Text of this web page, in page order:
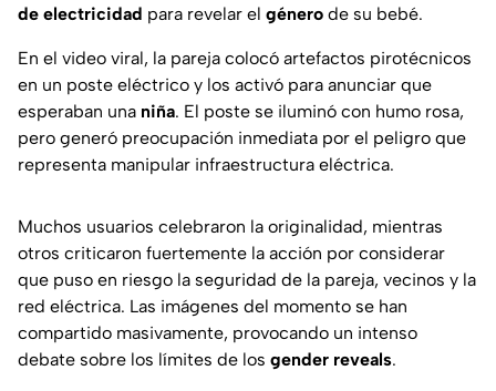
de electricidad para revelar el género de su bebé.
En el video viral, la pareja colocó artefactos pirotécnicos
en un poste eléctrico y los activó para anunciar que
esperaban una niña. El poste se iluminó con humo rosa,
pero generó preocupación inmediata por el peligro que
representa manipular infraestructura eléctrica.
Muchos usuarios celebraron la originalidad, mientras
otros criticaron fuertemente la acción por considerar
que puso en riesgo la seguridad de la pareja, vecinos y la
red eléctrica. Las imágenes del momento se han
compartido masivamente, provocando un intenso
debate sobre los límites de los gender reveals.